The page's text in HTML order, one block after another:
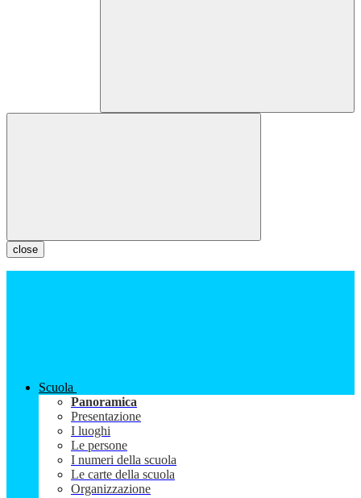
close
Scuola
Panoramica
Presentazione
I luoghi
Le persone
I numeri della scuola
Le carte della scuola
Organizzazione